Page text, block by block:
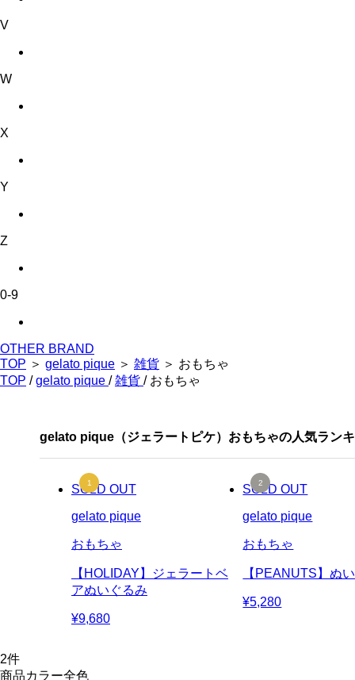
V
W
X
Y
Z
0-9
OTHER BRAND
TOP ＞ gelato pique ＞ 雑貨 ＞ おもちゃ
TOP /gelato pique /雑貨 / おもちゃ
gelato pique（ジェラートピケ）おもちゃの人気ラン
SOLD OUT
gelato pique
おもちゃ
【HOLIDAY】ジェラートベ
アぬいぐるみ
¥9,680
SOLD OUT
gelato pique
おもちゃ
【PEANUTS】ぬ
¥5,280
2件
商品カラー全色